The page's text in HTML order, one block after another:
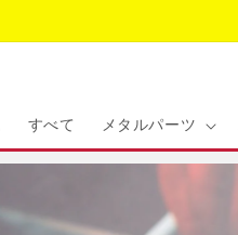
すべて メタルパーツ